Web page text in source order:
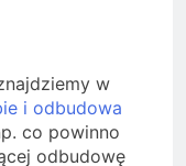
w
i odbudowa
co powinno
odbudowę